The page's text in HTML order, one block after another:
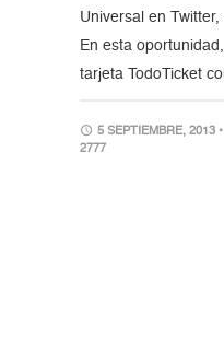
Universal en
En esta
tarjeta TodoTicket
5 SEPTIEMBRE, 2013 •
2777